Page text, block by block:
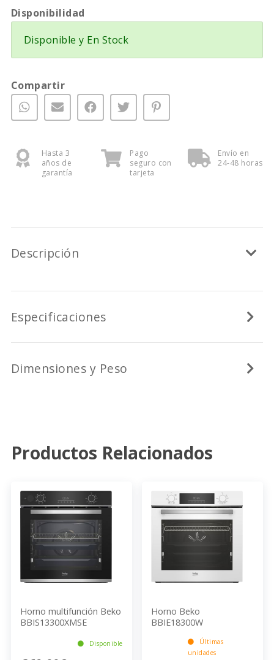
Disponibilidad
Disponible y En Stock
Compartir
Hasta 3
años de
garantía
Pago
seguro con
tarjeta
Envío en
24-48 horas
Descripción
Especificaciones
Dimensiones y Peso
Productos Relacionados
Horno multifunción Beko
BBIS13300XMSE
Disponible
Horno Beko
BBIE18300W
Últimas
unidades